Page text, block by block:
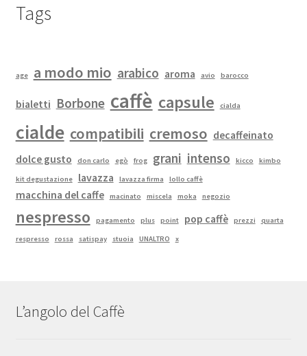
Tags
age a modo mio arabico aroma avio barocco
bialetti Borbone caffè capsule cialda
cialde compatibili cremoso decaffeinato
dolce gusto
don carlo egò frog grani intenso kicco kimbo
kit degustazione lavazza lavazza firma lollo caffè
macchina del caffe macinato miscela moka negozio
nespresso pagamento plus point pop caffè prezzi quarta
respresso rossa satispay stuoia UNALTRO x
L’angolo del Caffè